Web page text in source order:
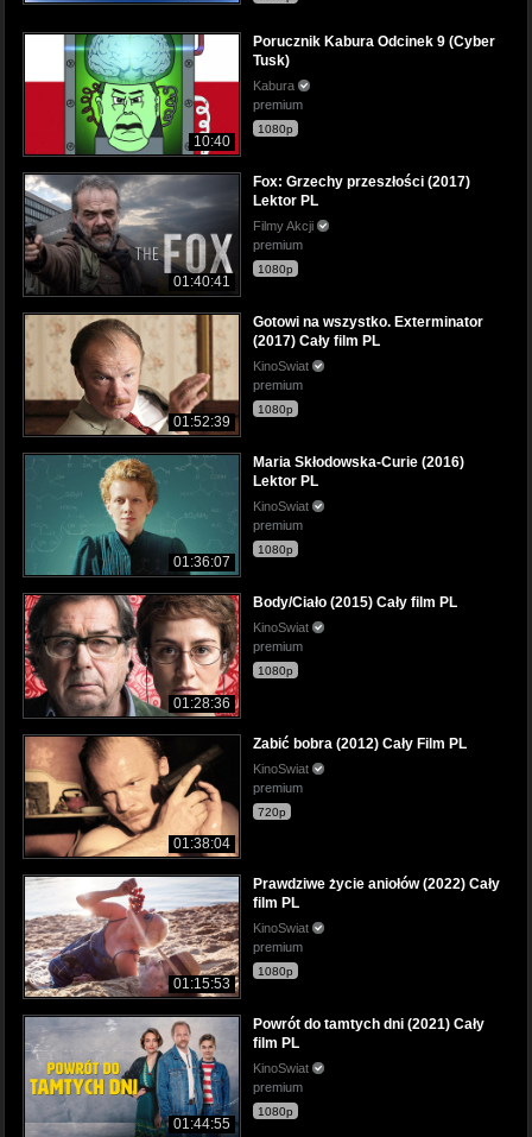
10:40
Porucznik Kabura Odcinek 9 (Cyber
Tusk)
Kabura
premium
1080p
01:40:41
Fox: Grzechy przeszłości (2017)
Lektor PL
Filmy Akcji
premium
1080p
01:52:39
Gotowi na wszystko. Exterminator
(2017) Cały film PL
KinoSwiat
premium
1080p
01:36:07
Maria Skłodowska-Curie (2016)
Lektor PL
KinoSwiat
premium
1080p
01:28:36
Body/Ciało (2015) Cały film PL
KinoSwiat
premium
1080p
01:38:04
Zabić bobra (2012) Cały Film PL
KinoSwiat
premium
720p
01:15:53
Prawdziwe życie aniołów (2022) Cały
film PL
KinoSwiat
premium
1080p
01:44:55
Powrót do tamtych dni (2021) Cały
film PL
KinoSwiat
premium
1080p